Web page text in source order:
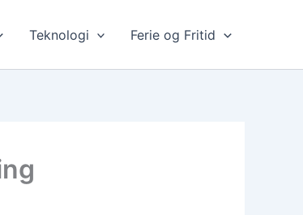
Teknologi Ferie og Fritid